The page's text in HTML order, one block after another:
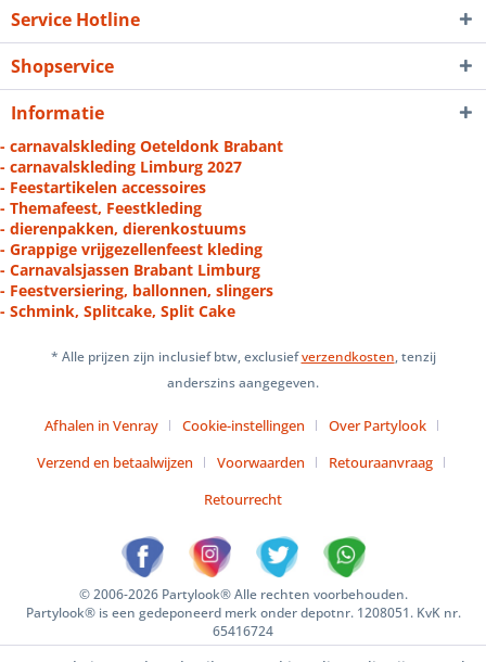
Service Hotline
Shopservice
Informatie
- carnavalskleding Oeteldonk Brabant
- carnavalskleding Limburg 2027
- Feestartikelen accessoires
- Themafeest, Feestkleding
- dierenpakken, dierenkostuums
- Grappige vrijgezellenfeest kleding
- Carnavalsjassen Brabant Limburg
- Feestversiering, ballonnen, slingers
- Schmink, Splitcake, Split Cake
* Alle prijzen zijn inclusief btw, exclusiefverzendkosten, tenzij
anderszins aangegeven.
Afhalen in Venray Cookie-instellingen
Over Partylook
Verzend en betaalwijzen
Voorwaarden
Retouraanvraag
Retourrecht
© 2006-2026 Partylook® Alle rechten voorbehouden.
Partylook® is een gedeponeerd merk onder depotnr. 1208051. KvK nr.
65416724